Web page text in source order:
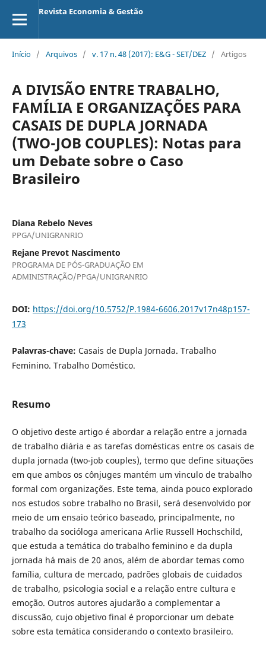
Revista Economia & Gestão
Início / Arquivos / v. 17 n. 48 (2017): E&G - SET/DEZ / Artigos
A DIVISÃO ENTRE TRABALHO,
FAMÍLIA E ORGANIZAÇÕES PARA
CASAIS DE DUPLA JORNADA
(TWO-JOB COUPLES): Notas para
um Debate sobre o Caso
Brasileiro
Diana Rebelo Neves
PPGA/UNIGRANRIO
Rejane Prevot Nascimento
PROGRAMA DE PÓS-GRADUAÇÃO EM
ADMINISTRAÇÃO/PPGA/UNIGRANRIO
DOI: https://doi.org/10.5752/P.1984-6606.2017v17n48p157-
173
Palavras-chave: Casais de Dupla Jornada. Trabalho
Feminino. Trabalho Doméstico.
Resumo
O objetivo deste artigo é abordar a relação entre a jornada
de trabalho diária e as tarefas domésticas entre os casais de
dupla jornada (two-job couples), termo que define situações
em que ambos os cônjuges mantém um vinculo de trabalho
formal com organizações. Este tema, ainda pouco explorado
nos estudos sobre trabalho no Brasil, será desenvolvido por
meio de um ensaio teórico baseado, principalmente, no
trabalho da socióloga americana Arlie Russell Hochschild,
que estuda a temática do trabalho feminino e da dupla
jornada há mais de 20 anos, além de abordar temas como
família, cultura de mercado, padrões globais de cuidados
de trabalho, psicologia social e a relação entre cultura e
emoção. Outros autores ajudarão a complementar a
discussão, cujo objetivo final é proporcionar um debate
sobre esta temática considerando o contexto brasileiro.